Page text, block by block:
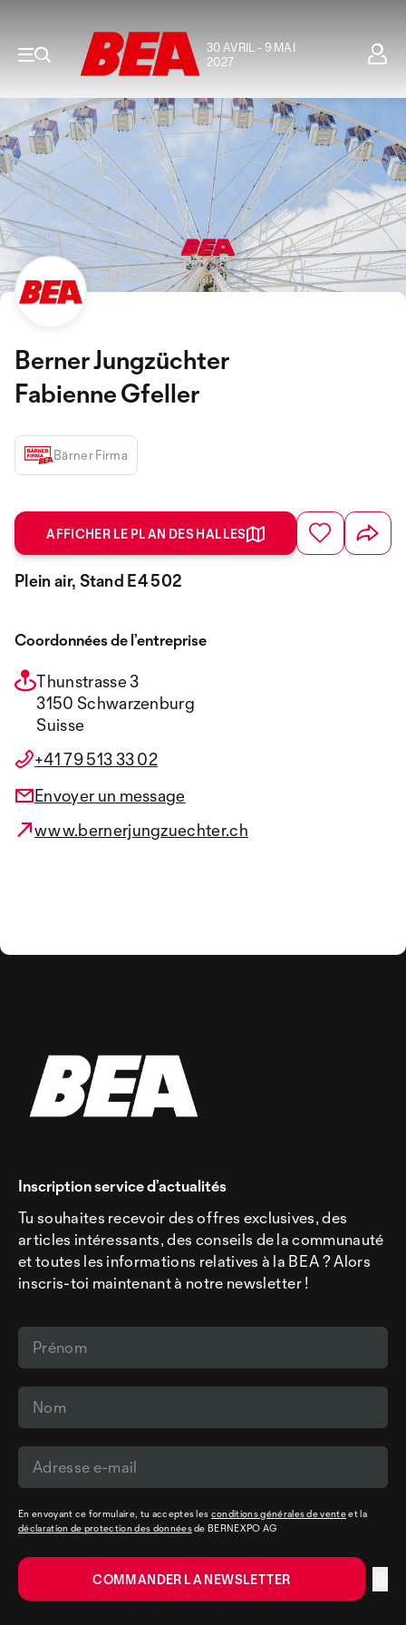
30 AVRIL - 9 MAI
2027
Berner Jungzüchter
Fabienne Gfeller
Bärner Firma
AFFICHER LE PLAN DES HALLES
Plein air, Stand E4 502
Coordonnées de l’entreprise
Thunstrasse 3
3150 Schwarzenburg
Suisse
+41 79 513 33 02
Envoyer un message
www.bernerjungzuechter.ch
Inscription service d’actualités
Tu souhaites recevoir des offres exclusives, des
articles intéressants, des conseils de la communauté
et toutes les informations relatives à la BEA ? Alors
inscris-toi maintenant à notre newsletter !
En envoyant ce formulaire, tu acceptes les conditions générales de venteet la
déclaration de protection des donnéesde BERNEXPO AG